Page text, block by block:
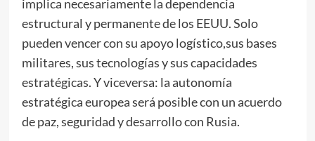
implica necesariamente la dependencia
estructural y permanente de los EEUU. Solo
pueden vencer con su apoyo logístico,sus bases
militares, sus tecnologías y sus capacidades
estratégicas. Y viceversa: la autonomía
estratégica europea será posible con un acuerdo
de paz, seguridad y desarrollo con Rusia.